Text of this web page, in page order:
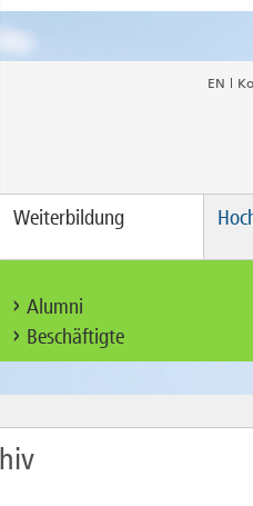
EN
Weiterbildung
Alumni
Beschäftigte